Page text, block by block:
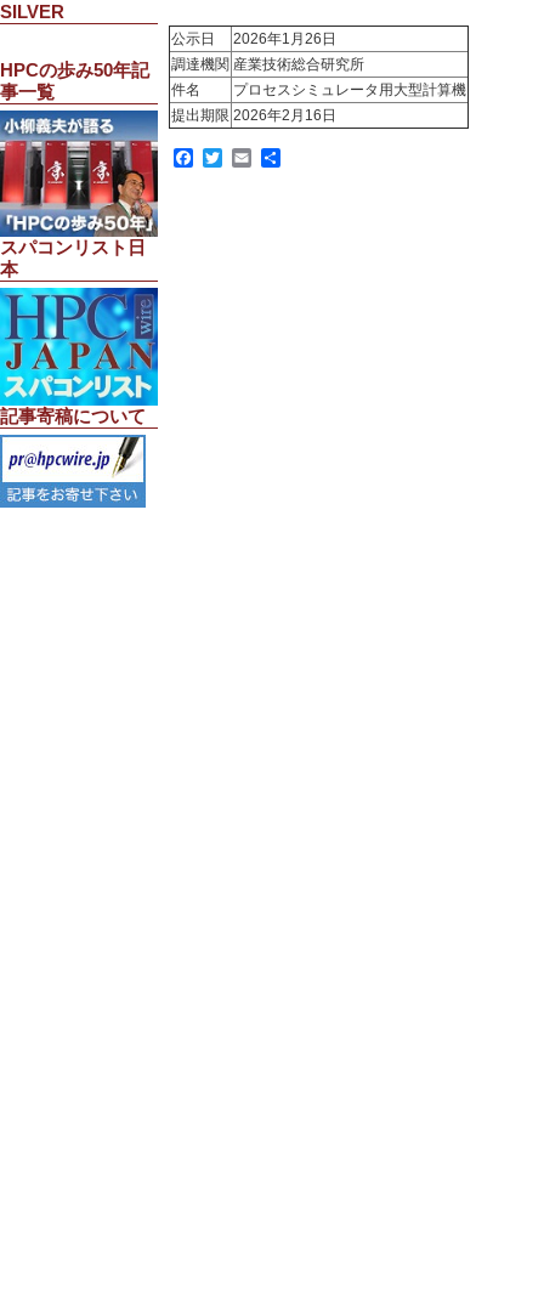
SILVER
HPCの歩み50年記
事一覧
スパコンリスト日
本
記事寄稿について
公示日
2026年1月26日
調達機関 産業技術総合研究所
件名
プロセスシミュレータ用大型計算機
提出期限 2026年2月16日
Facebook
TwitterEmail
共